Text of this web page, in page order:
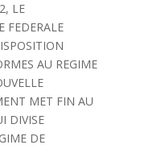
LE
FEDERALE
AU REGIME
MET FIN AU
DIVISE
DE